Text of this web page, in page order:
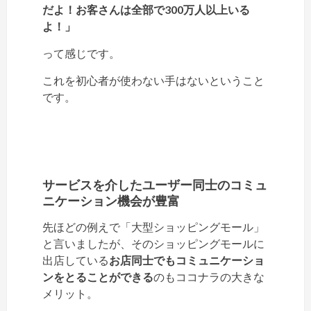
だよ！お客さんは全部で300万人以上いる
よ！」
って感じです。
これを初心者が使わない手はないということ
です。
サービスを介したユーザー同士のコミュ
ニケーション機会が豊富
先ほどの例えで「大型ショッピングモール」
と言いましたが、そのショッピングモールに
出店しているお店同士でもコミュニケーショ
ンをとることができるのもココナラの大きな
メリット。